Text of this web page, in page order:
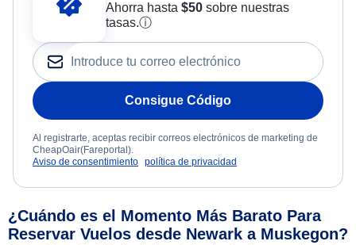
Ahorra hasta $50sobre nuestras
tasas.ⓘ
Consigue Código
Al registrarte, aceptas recibir correos electrónicos de marketing de
CheapOair(Fareportal).
Aviso de consentimiento política de privacidad
¿Cuándo es el Momento Más Barato Para
Reservar Vuelos desde Newark a Muskegon?